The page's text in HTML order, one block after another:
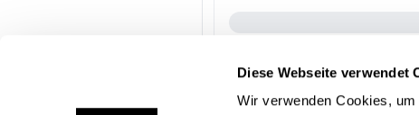
Diese Webseite verwendet
Wir verwenden Cookies,